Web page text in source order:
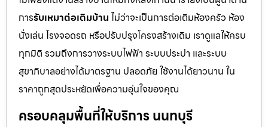
การรับเหมาต่อเติมบ้าน ไม่ว่าจะเป็นการต่อเติมห้องครัว ห้อง
นั่งเล่น โรงจอดรถ หรือปรับปรุงโครงสร้างเดิม เราดูแลให้ครบ
ทุกมิติ รวมถึงการวางระบบไฟฟ้า ระบบประปา และระบบ
สุขาภิบาลอย่างได้มาตรฐาน ปลอดภัย ใช้งานได้ยาวนาน ใน
ราคาถูกสุดประหยัดเพื่อความอุ่นใจของคุณ
ครอบคลุมพื้นที่ให้บริการ นนทบุรี